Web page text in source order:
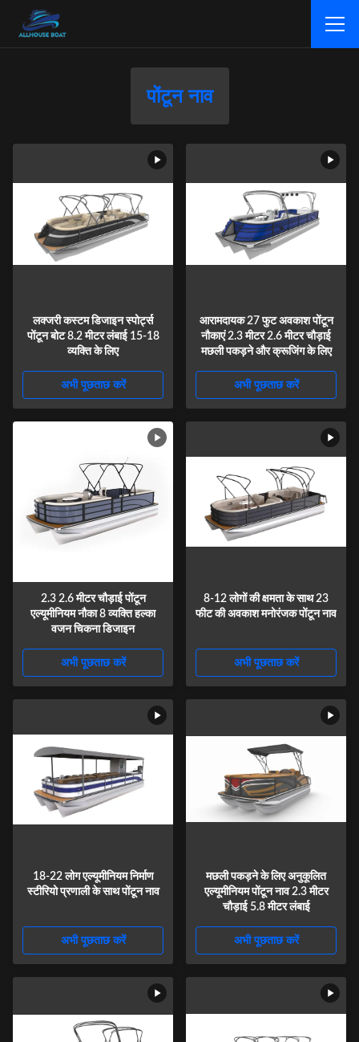
पोंटून नाव
लक्जरी कस्टम डिजाइन स्पोर्ट्स
पोंटून बोट 8.2 मीटर लंबाई 15-18
व्यक्ति के लिए
अभी पूछताछ करें
आरामदायक 27 फुट अवकाश पोंटून
नौकाएं 2.3 मीटर 2.6 मीटर चौड़ाई
मछली पकड़ने और क्रूजिंग के लिए
अभी पूछताछ करें
2.3 2.6 मीटर चौड़ाई पोंटून
एल्यूमीनियम नौका 8 व्यक्ति हल्का
वजन चिकना डिजाइन
अभी पूछताछ करें
8-12 लोगों की क्षमता के साथ 23
फीट की अवकाश मनोरंजक पोंटून नाव
अभी पूछताछ करें
18-22 लोग एल्यूमीनियम निर्माण
स्टीरियो प्रणाली के साथ पोंटून नाव
अभी पूछताछ करें
मछली पकड़ने के लिए अनुकूलित
एल्यूमीनियम पोंटून नाव 2.3 मीटर
चौड़ाई 5.8 मीटर लंबाई
अभी पूछताछ करें